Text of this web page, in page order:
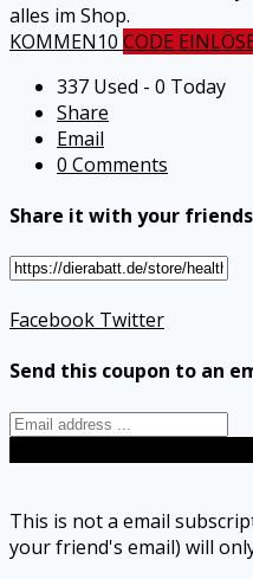
alles im Shop.
KOMMEN10 CODE
337 Used - 0 Today
Share
Email
0 Comments
Share it with your friends
Facebook Twitter
Send this coupon to an
This is not a email
your friend's email) will